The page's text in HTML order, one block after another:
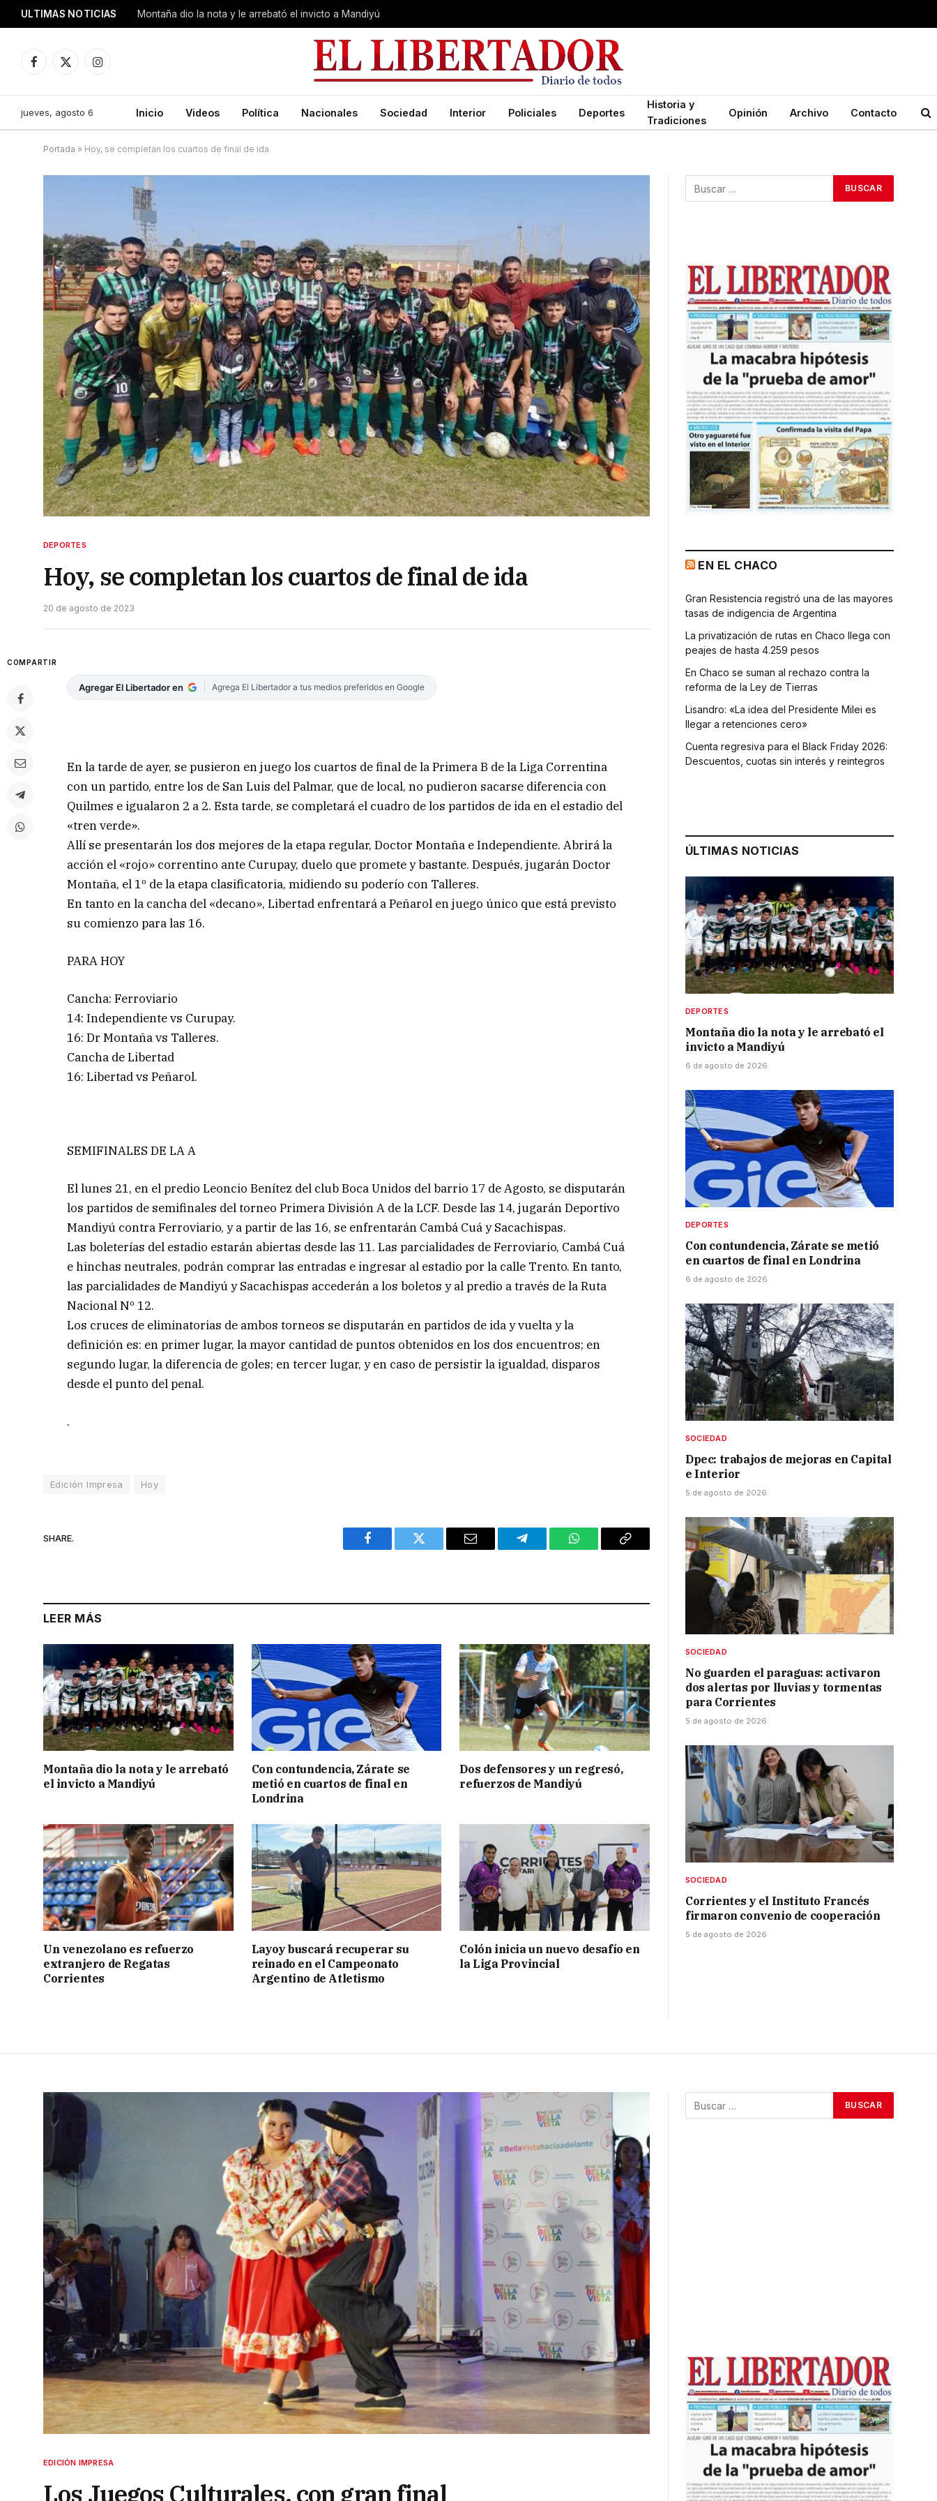
ULTIMAS NOTICIAS Montaña dio la nota y le arrebató el invicto a Mandiyú
Facebook
X
Instagram
jueves, agosto 6 Inicio Videos Política Nacionales Sociedad Interior Policiales Deportes
Historia y
Tradiciones
Opinión Archivo Contacto
Portada » Hoy, se completan los cuartos de final de ida
DEPORTES
Hoy, se completan los cuartos de final de ida
20 de agosto de 2023
COMPARTIR
Agregar El Libertador en Agrega El Libertador a tus medios preferidos en Google
En la tarde de ayer, se pusieron en juego los cuartos de final de la Primera B de la Liga Correntina
con un partido, entre los de San Luis del Palmar, que de local, no pudieron sacarse diferencia con
Quilmes e igualaron 2 a 2. Esta tarde, se completará el cuadro de los partidos de ida en el estadio del
«tren verde».
Allí se presentarán los dos mejores de la etapa regular, Doctor Montaña e Independiente. Abrirá la
acción el «rojo» correntino ante Curupay, duelo que promete y bastante. Después, jugarán Doctor
Montaña, el 1º de la etapa clasificatoria, midiendo su poderío con Talleres.
En tanto en la cancha del «decano», Libertad enfrentará a Peñarol en juego único que está previsto
su comienzo para las 16.
PARA HOY
Cancha: Ferroviario
14: Independiente vs Curupay.
16: Dr Montaña vs Talleres.
Cancha de Libertad
16: Libertad vs Peñarol.
SEMIFINALES DE LA A
El lunes 21, en el predio Leoncio Benítez del club Boca Unidos del barrio 17 de Agosto, se disputarán
los partidos de semifinales del torneo Primera División A de la LCF. Desde las 14, jugarán Deportivo
Mandiyú contra Ferroviario, y a partir de las 16, se enfrentarán Cambá Cuá y Sacachispas.
Las boleterías del estadio estarán abiertas desde las 11. Las parcialidades de Ferroviario, Cambá Cuá
e hinchas neutrales, podrán comprar las entradas e ingresar al estadio por la calle Trento. En tanto,
las parcialidades de Mandiyú y Sacachispas accederán a los boletos y al predio a través de la Ruta
Nacional Nº 12.
Los cruces de eliminatorias de ambos torneos se disputarán en partidos de ida y vuelta y la
definición es: en primer lugar, la mayor cantidad de puntos obtenidos en los dos encuentros; en
segundo lugar, la diferencia de goles; en tercer lugar, y en caso de persistir la igualdad, disparos
desde el punto del penal.
.
Edición Impresa Hoy
SHARE.
Facebook Twitter Email Telegram WhatsAppCopy
LEER MÁS
Montaña dio la nota y le arrebató
el invicto a Mandiyú
Con contundencia, Zárate se
metió en cuartos de final en
Londrina
Dos defensores y un regresó,
refuerzos de Mandiyú
Un venezolano es refuerzo
extranjero de Regatas
Corrientes
Layoy buscará recuperar su
reinado en el Campeonato
Argentino de Atletismo
Colón inicia un nuevo desafío en
la Liga Provincial
EN EL CHACO
Gran Resistencia registró una de las mayores
tasas de indigencia de Argentina
La privatización de rutas en Chaco llega con
peajes de hasta 4.259 pesos
En Chaco se suman al rechazo contra la
reforma de la Ley de Tierras
Lisandro: «La idea del Presidente Milei es
llegar a retenciones cero»
Cuenta regresiva para el Black Friday 2026:
Descuentos, cuotas sin interés y reintegros
ÚLTIMAS NOTICIAS
DEPORTES
Montaña dio la nota y le arrebató el
invicto a Mandiyú
6 de agosto de 2026
DEPORTES
Con contundencia, Zárate se metió
en cuartos de final en Londrina
6 de agosto de 2026
SOCIEDAD
Dpec: trabajos de mejoras en Capital
e Interior
5 de agosto de 2026
SOCIEDAD
No guarden el paraguas: activaron
dos alertas por lluvias y tormentas
para Corrientes
5 de agosto de 2026
SOCIEDAD
Corrientes y el Instituto Francés
firmaron convenio de cooperación
5 de agosto de 2026
EDICIÓN IMPRESA
Los Juegos Culturales, con gran final